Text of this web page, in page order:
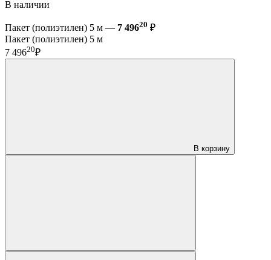
В наличии
Пакет (полиэтилен) 5 м — 7 49620 ₽
Пакет (полиэтилен) 5 м
7 49620₽
В корзину